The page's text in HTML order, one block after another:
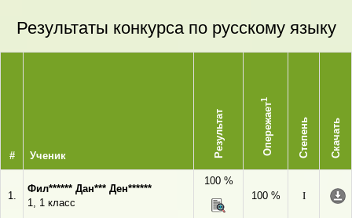
Результаты конкурса по русскому языку
# Ученик Результат Опережает
1
Степень Скачать
1.
Фил****** Дан*** Ден******
1, 1 класс
100 %
100 %
I